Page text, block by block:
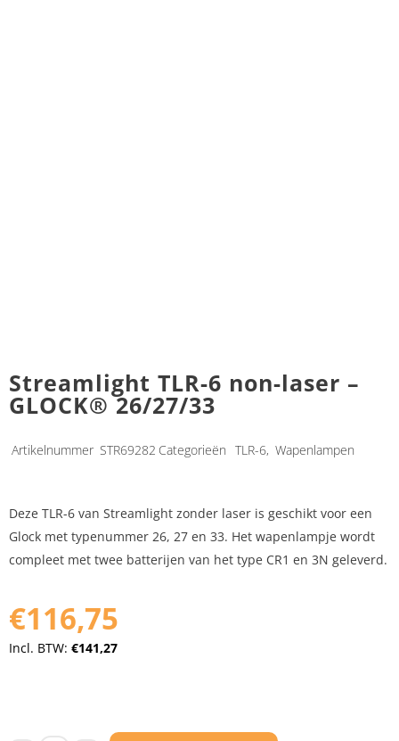
Streamlight TLR-6 non-laser –
GLOCK® 26/27/33
Artikelnummer STR69282 Categorieën TLR-6, Wapenlampen
Deze TLR-6 van Streamlight zonder laser is geschikt voor een
Glock met typenummer 26, 27 en 33. Het wapenlampje wordt
compleet met twee batterijen van het type CR1 en 3N geleverd.
€116,75
Incl. BTW: €141,27